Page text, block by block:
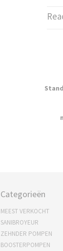
Categorieën
MEEST VERKOCHT
SANIBROYEUR
ZEHNDER POMPEN
BOOSTERPOMPEN